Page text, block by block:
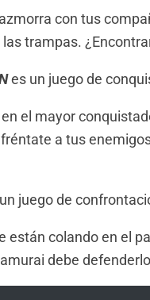
con tus
trampas.
es un juego de
en el mayor
a tus
juego de
están colando en el
debe